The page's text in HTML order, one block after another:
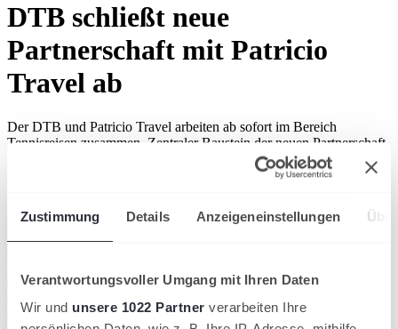
Zustimmung Details Anzeigeneinstellungen
Verantwortungsvoller Umgang mit Ihren Daten
Wir und unsere 1022 Partner verarbeiten Ihre
DTB schließt neue
Partnerschaft mit Patricio
Travel ab
Der DTB und Patricio Travel arbeiten ab sofort im Bereich
Tennisreisen zusammen. Zentraler Baustein der neuen Partnerschaft
ist die von Patricio Travel betriebene Tennisreiseplattform auf